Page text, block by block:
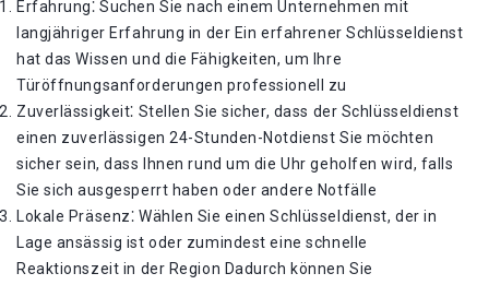
Erfahrung⁚ Suchen Sie nach einem Unternehmen mit
langjähriger Erfahrung in der Ein erfahrener Schlüsseldienst
hat das Wissen und die Fähigkeiten, um Ihre
Türöffnungsanforderungen professionell zu
Zuverlässigkeit⁚ Stellen Sie sicher, dass der Schlüsseldienst
einen zuverlässigen 24-Stunden-Notdienst Sie möchten
sicher sein, dass Ihnen rund um die Uhr geholfen wird, falls
Sie sich ausgesperrt haben oder andere Notfälle
Lokale Präsenz⁚ Wählen Sie einen Schlüsseldienst, der in
Lage ansässig ist oder zumindest eine schnelle
Reaktionszeit in der Region Dadurch können Sie